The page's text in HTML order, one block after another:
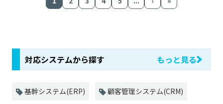
対応システムから探す もっと見る
基幹システム(ERP) 顧客管理システム(CRM)